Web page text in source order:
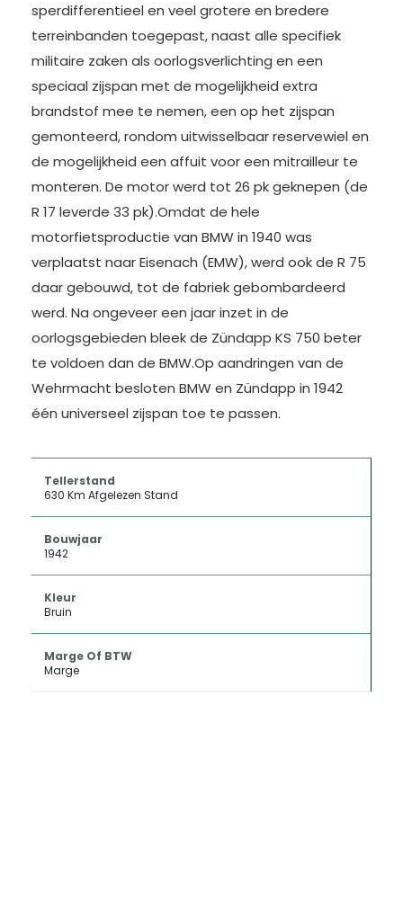
sperdifferentieel en veel grotere en bredere
terreinbanden toegepast, naast alle specifiek
militaire zaken als oorlogsverlichting en een
speciaal zijspan met de mogelijkheid extra
brandstof mee te nemen, een op het zijspan
gemonteerd, rondom uitwisselbaar reservewiel en
de mogelijkheid een affuit voor een mitrailleur te
monteren. De motor werd tot 26 pk geknepen (de
R 17 leverde 33 pk).Omdat de hele
motorfietsproductie van BMW in 1940 was
verplaatst naar Eisenach (EMW), werd ook de R 75
daar gebouwd, tot de fabriek gebombardeerd
werd. Na ongeveer een jaar inzet in de
oorlogsgebieden bleek de Zündapp KS 750 beter
te voldoen dan de BMW.Op aandringen van de
Wehrmacht besloten BMW en Zündapp in 1942
één universeel zijspan toe te passen.
Tellerstand
630 Km Afgelezen Stand
Bouwjaar
1942
Kleur
Bruin
Marge Of BTW
Marge